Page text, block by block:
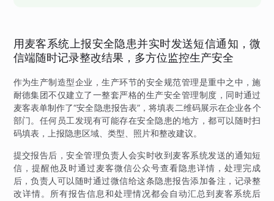
用麦客系统上报安全隐患并实时发送短信通知，微
信端随时记录整改结果，多方位监控生产安全
作为生产制造型企业，生产环节的安全规范管理是重中之中，施
耐德集团不仅建立了一整套严格的生产安全管理制度，同时通过
麦客表单制作了“安全隐患报告表”，将填表二维码展示在企业各个
部门。任何员工发现有可能存在安全隐患的地方，都可以随时扫
码填表，上报隐患区域、类型、照片和整改建议。
提交报告后，安全管理负责人会实时收到麦客系统发送的通知短
信，提醒他及时通过麦客微信公众号查看隐患详情，处理完成
后，负责人可以随时通过微信给这条隐患报告添加备注，记录整
改详情。所有报告信息和处理情况都会自动汇总到麦客系统后